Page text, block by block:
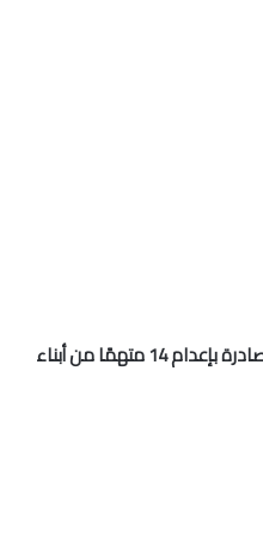
أعلن الرئيس محمد مرسي، وقف أوامر الضبط والإحضار المترتبة على الأحكام الغيابية، الصادرة بإعدام 14 متهمًا من أبناء